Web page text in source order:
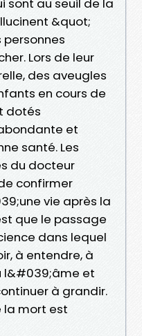
sont au seuil de la
&quot;
Lors de leur
des aveugles
en cours de
dotés
et
santé. Les
du docteur
confirmer
vie après la
que le passage
dans lequel
à entendre, à
l&#039;âme et
à grandir.
la mort est